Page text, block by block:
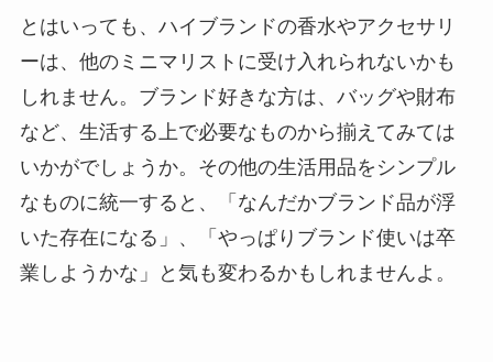
とはいっても、ハイブランドの香水やアクセサリ
ーは、他のミニマリストに受け入れられないかも
しれません。ブランド好きな方は、バッグや財布
など、生活する上で必要なものから揃えてみては
いかがでしょうか。その他の生活用品をシンプル
なものに統一すると、「なんだかブランド品が浮
いた存在になる」、「やっぱりブランド使いは卒
業しようかな」と気も変わるかもしれませんよ。